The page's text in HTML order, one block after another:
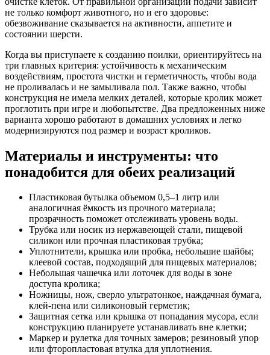
не только комфорт животного, но и его здоровье:
обезвоживание сказывается на активности, аппетите и
состоянии шерсти.
Когда вы приступаете к созданию поилки, ориентируйтесь на
три главных критерия: устойчивость к механическим
воздействиям, простота чистки и герметичность, чтобы вода
не проливалась и не замыливала пол. Также важно, чтобы
конструкция не имела мелких деталей, которые кролик может
проглотить при игре и любопытстве. Два предложенных ниже
варианта хорошо работают в домашних условиях и легко
модернизируются под размер и возраст кроликов.
Материалы и инструменты: что
понадобится для обеих реализаций
Пластиковая бутылка объемом 0,5–1 литр или
аналогичная ёмкость из прочного материала;
прозрачность поможет отслеживать уровень воды.
Трубка или носик из нержавеющей стали, пищевой
силикон или прочная пластиковая трубка;
Уплотнители, крышка или пробка, небольшие шайбы;
клеевой состав, подходящий для пищевых материалов;
Небольшая чашечка или лоточек для воды в зоне
доступа кролика;
Ножницы, нож, сверло ультратонкое, наждачная бумага,
клей-пена или силиконовый герметик;
Защитная сетка или крышка от попадания мусора, если
конструкцию планируете устанавливать вне клетки;
Маркер и рулетка для точных замеров; резиновый упор
или фторопластовая втулка для уплотнения.